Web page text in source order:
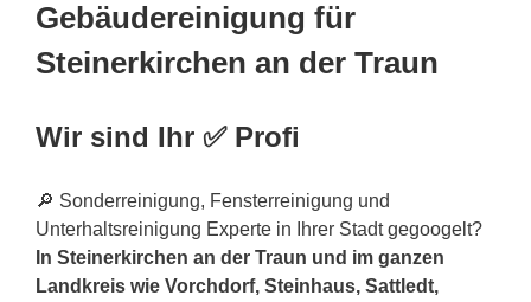
Gebäudereinigung für
Steinerkirchen an der Traun
Wir sind Ihr ✅ Profi
🔎 Sonderreinigung, Fensterreinigung und
Unterhaltsreinigung Experte in Ihrer Stadt gegoogelt?
In Steinerkirchen an der Traun und im ganzen
Landkreis wie Vorchdorf, Steinhaus, Sattledt,